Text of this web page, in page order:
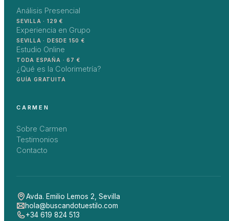
Análisis Presencial
SEVILLA · 129 €
Experiencia en Grupo
SEVILLA · DESDE 150 €
Estudio Online
TODA ESPAÑA · 67 €
¿Qué es la Colorimetría?
GUÍA GRATUITA
CARMEN
Sobre Carmen
Testimonios
Contacto
Avda. Emilio Lemos 2 Sevilla
hola@buscandotuestilo.com
+34 619 824 513